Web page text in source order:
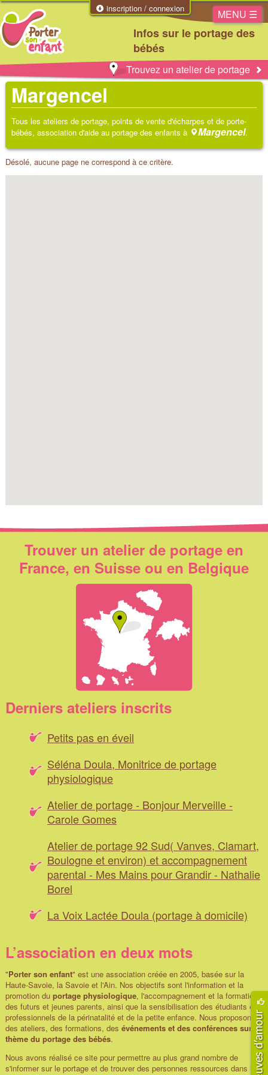
inscription / connexion
Infos sur le portage des
bébés
MENU ☰
Trouvez un atelier de portage
Margencel
Tous les ateliers de portage, points de vente d'écharpes et de porte-
bébés, association d'aide au portage des enfants à
Margencel.
Désolé, aucune page ne correspond à ce critère.
Trouver un atelier de portage en
France, en Suisse ou en Belgique
Derniers ateliers inscrits
Petits pas en éveil
Séléna Doula, Monitrice de portage
physiologique
Atelier de portage - Bonjour Merveille -
Carole Gomes
Atelier de portage 92 Sud( Vanves, Clamart,
Boulogne et environ) et accompagnement
parental - Mes Mains pour Grandir - Nathalie
Borel
La Voix Lactée Doula (portage à domicile)
L’association en deux mots
"Porter son enfant" est une association créée en 2005, basée sur la
Haute-Savoie, la Savoie et l'Ain. Nos objectifs sont l'information et la
promotion du portage physiologique, l'accompagnement et la formation
des futurs et jeunes parents, ainsi que la sensibilisation des étudiants et
professionnels de la périnatalité et de la petite enfance. Nous proposons
des ateliers, des formations, des événements et des conférences sur le
thème du portage des bébés.
Nous avons réalisé ce site pour permettre au plus grand nombre de
s'informer sur le portage et de trouver des personnes ressources dans leur